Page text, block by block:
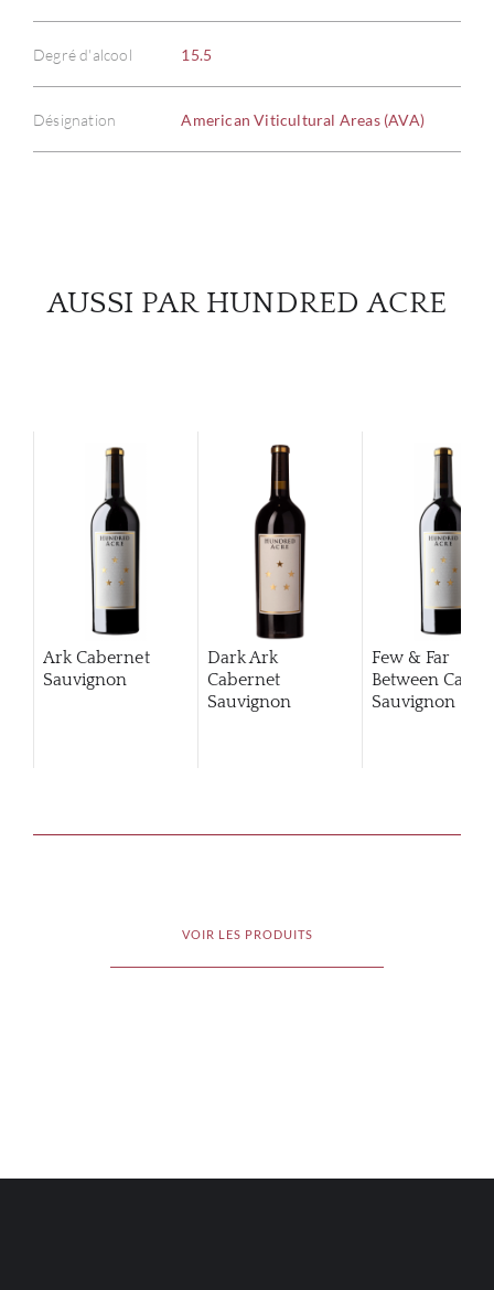
Degré d'alcool 15.5
Désignation American Viticultural Areas (AVA)
AUSSI PAR HUNDRED ACRE
Ark Cabernet
Sauvignon
Dark Ark
Cabernet
Sauvignon
Few & Far
Between
Sauvignon
VOIR LES PRODUITS